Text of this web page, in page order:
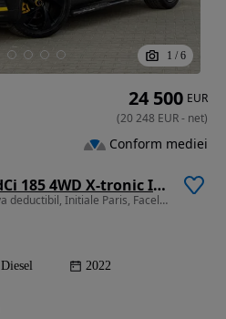
1 / 6
Renault Koleos BLUE dCi 185 4WD X-tronic INITIALE PARIS
1997 cm3 • 183 CP • 16.528 + tva deductibil, Initiale Paris, Facelift, Awd 4x4 , Panoramic
Diesel 2022
24 500 EUR
(20 248 EUR- net)
Conform mediei